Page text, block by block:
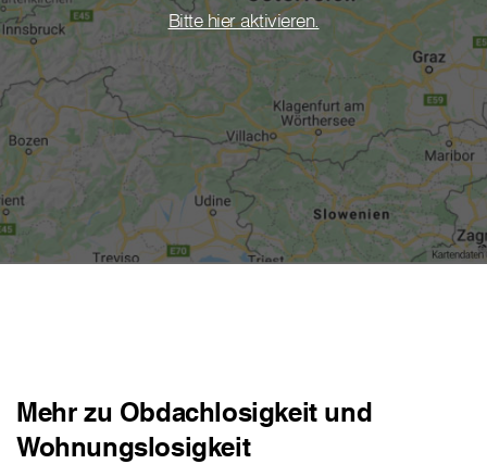
Bitte hier aktivieren.
Mehr zu Obdachlosigkeit und
Wohnungslosigkeit